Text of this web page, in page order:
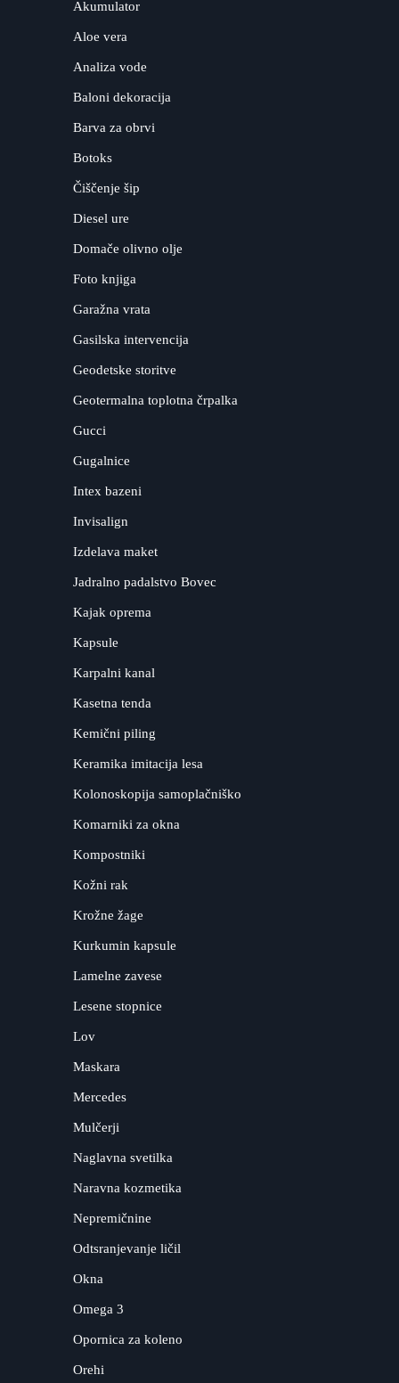
Akumulator
Aloe vera
Analiza vode
Baloni dekoracija
Barva za obrvi
Botoks
Čiščenje šip
Diesel ure
Domače olivno olje
Foto knjiga
Garažna vrata
Gasilska intervencija
Geodetske storitve
Geotermalna toplotna črpalka
Gucci
Gugalnice
Intex bazeni
Invisalign
Izdelava maket
Jadralno padalstvo Bovec
Kajak oprema
Kapsule
Karpalni kanal
Kasetna tenda
Kemični piling
Keramika imitacija lesa
Kolonoskopija samoplačniško
Komarniki za okna
Kompostniki
Kožni rak
Krožne žage
Kurkumin kapsule
Lamelne zavese
Lesene stopnice
Lov
Maskara
Mercedes
Mulčerji
Naglavna svetilka
Naravna kozmetika
Nepremičnine
Odtsranjevanje ličil
Okna
Omega 3
Opornica za koleno
Orehi